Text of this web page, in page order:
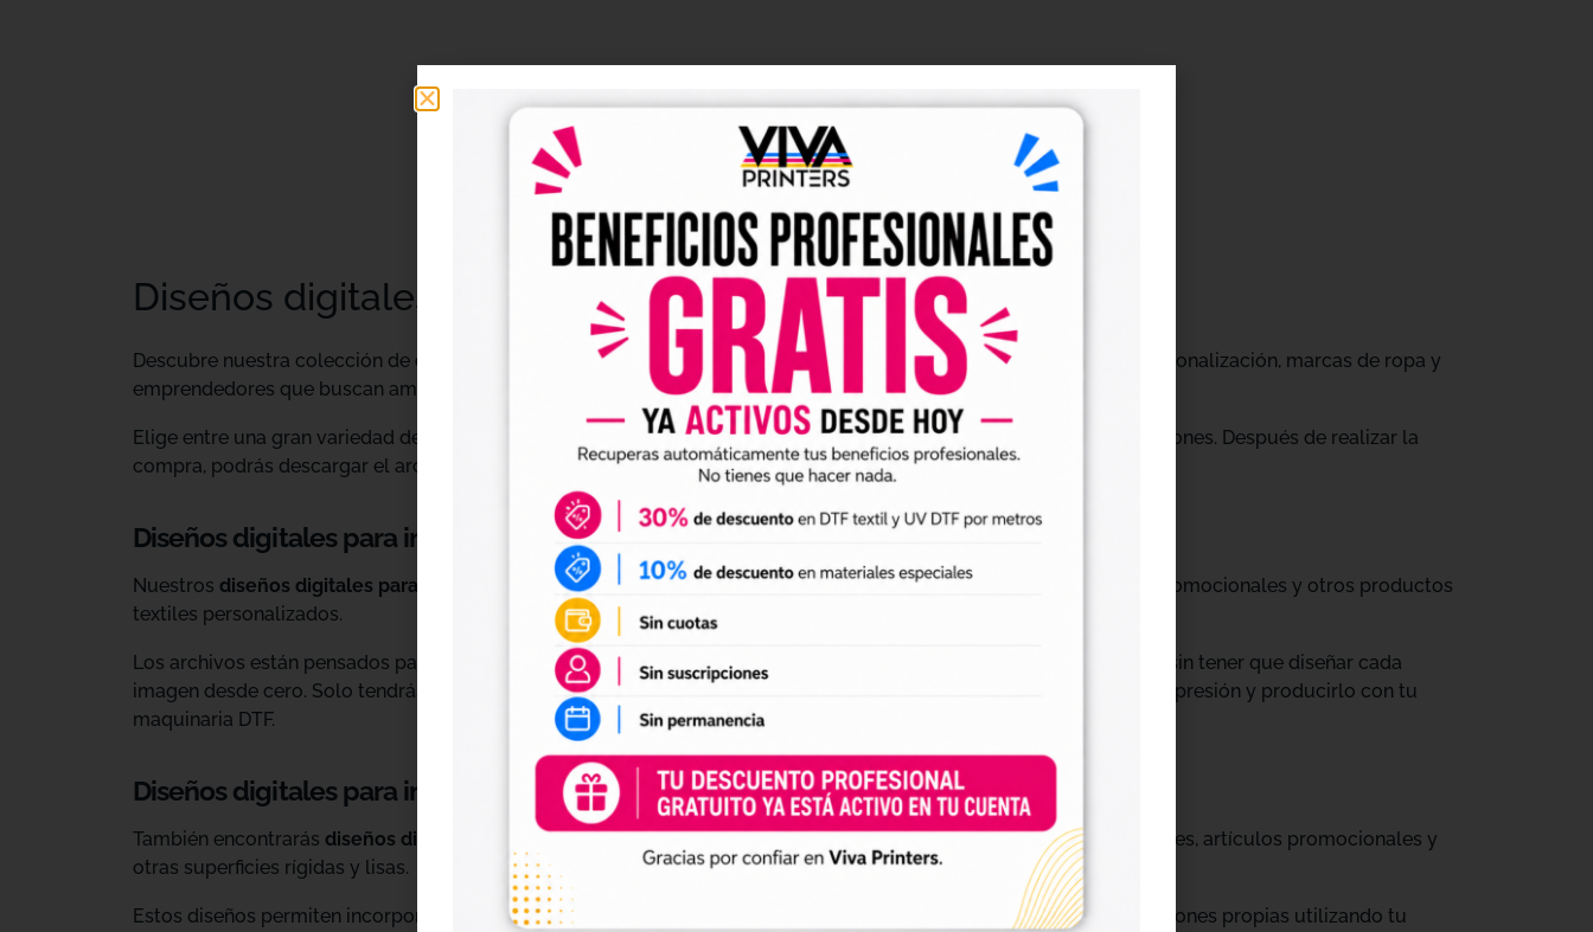
DESCRIPCIÓN
Diseños digitales DTF y UV DTF listos para descargar
Descubre nuestra colección de diseños digitales DTF y UV DTF
, creados para talleres de impresión, negocios de personalización, marcas de ropa y
emprendedores que buscan ampliar su catálogo de forma rápida y sencilla.
Elige entre una gran variedad de diseños individuales y archivos digitales preparados para incorporar a tus producciones. Después de realizar la
compra, podrás descargar el archivo y utilizarlo en tus trabajos de impresión DTF o UV DTF.
Diseños digitales para impresión DTF textil
Nuestros diseños digitales para DTF
son ideales para crear camisetas, sudaderas, tote bags, ropa infantil, prendas promocionales y otros productos
textiles personalizados.
Los archivos están pensados para facilitar la preparación de tus impresiones y ayudarte a crear nuevas colecciones sin tener que diseñar cada
imagen desde cero. Solo tendrás que adaptar el tamaño a tus necesidades, preparar el archivo en tu programa de impresión y producirlo con tu
maquinaria DTF.
Diseños digitales para impresión UV DTF
También encontrarás diseños digitales para UV DTF, perfectos para personalizar vasos, botellas, termos, cajas, envases, artículos promocionales y
otras superficies rígidas y lisas.
Estos diseños permiten incorporar nuevas opciones a tu catálogo de personalización de objetos y preparar producciones propias utilizando tu